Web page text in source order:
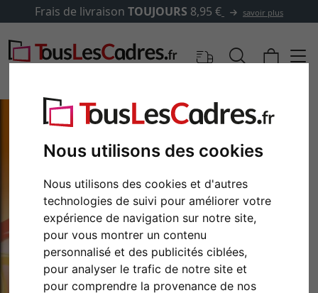
Nous utilisons des cookies
Nous utilisons des cookies et d'autres
technologies de suivi pour améliorer votre
expérience de navigation sur notre site,
pour vous montrer un contenu
personnalisé et des publicités ciblées,
pour analyser le trafic de notre site et
pour comprendre la provenance de nos
Frais de livraison TOUJOURS 8,95 € savoir plus